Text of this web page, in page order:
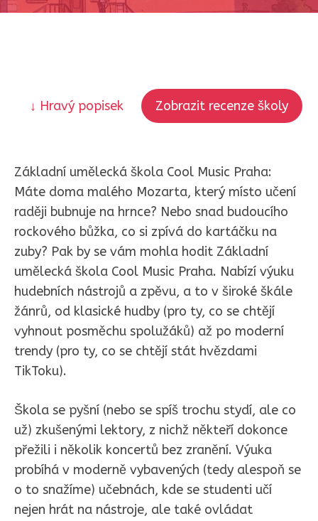
↓ Hravý popisek Zobrazit recenze školy
Základní umělecká škola Cool Music Praha:
Máte doma malého Mozarta, který místo učení
raději bubnuje na hrnce? Nebo snad budoucího
rockového bůžka, co si zpívá do kartáčku na
zuby? Pak by se vám mohla hodit Základní
umělecká škola Cool Music Praha. Nabízí výuku
hudebních nástrojů a zpěvu, a to v široké škále
žánrů, od klasické hudby (pro ty, co se chtějí
vyhnout posměchu spolužáků) až po moderní
trendy (pro ty, co se chtějí stát hvězdami
TikToku).
Škola se pyšní (nebo se spíš trochu stydí, ale co
už) zkušenými lektory, z nichž někteří dokonce
přežili i několik koncertů bez zranění. Výuka
probíhá v moderně vybavených (tedy alespoň se
o to snažíme) učebnách, kde se studenti učí
nejen hrát na nástroje, ale také ovládat